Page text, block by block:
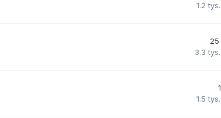
1.2 tys.
25
3.3 tys.
1
1.5 tys.